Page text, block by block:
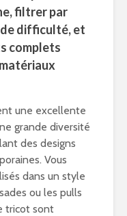
filtrer par
difficulté, et
complets
une excellente
grande diversité
des designs
Vous
dans un style
ou les pulls
tricot sont